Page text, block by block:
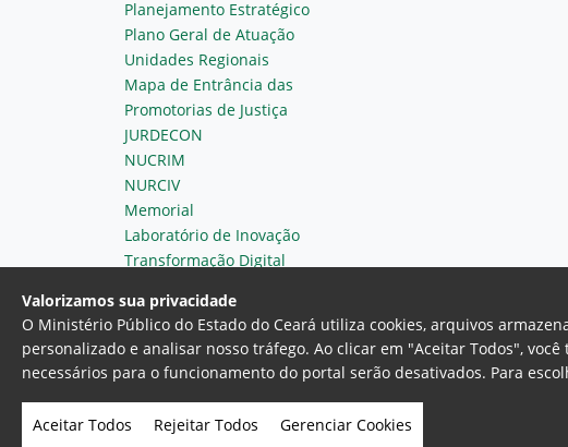
Planejamento Estratégico
Plano Geral de Atuação
Unidades Regionais
Mapa de Entrância das
Promotorias de Justiça
JURDECON
NUCRIM
NURCIV
Memorial
Laboratório de Inovação
Transformação Digital
Ministério Público do Estado do Ceará
Av. Gen. Afonso Albuquerque Lima, 130 -
- Fortaleza, Ceará. Brasil
Valorizamos sua privacidade
O Ministério Público do Estado do Ceará utiliza cookies, arquivos
personalizado e analisar nosso tráfego. Ao clicar em "Aceitar Todos",
necessários para o funcionamento do portal serão desativados. Para
Aceitar Todos Rejeitar Todos Gerenciar Cookies